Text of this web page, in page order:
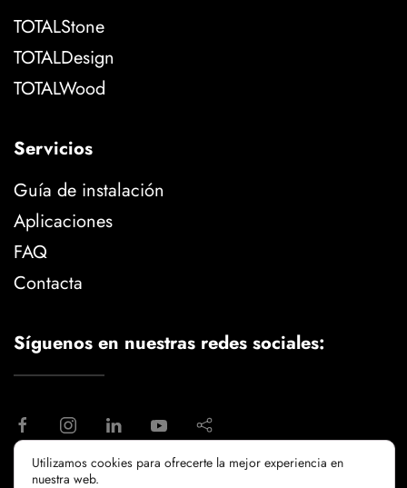
TOTALStone
TOTALDesign
TOTALWood
Servicios
Guía de instalación
Aplicaciones
FAQ
Contacta
Síguenos en nuestras redes sociales:
Utilizamos cookies para ofrecerte la mejor experiencia en
nuestra web.